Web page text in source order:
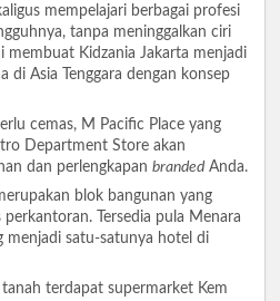
mempelajari berbagai profesi
tanpa meninggalkan ciri
membuat Kidzania Jakarta menjadi
di Asia Tenggara dengan konsep
cemas, M Pacific Place yang
Department Store akan
dan perlengkapan branded Anda.
blok bangunan yang
Tersedia pula Menara
menjadi satu-satunya hotel di
terdapat supermarket Kem